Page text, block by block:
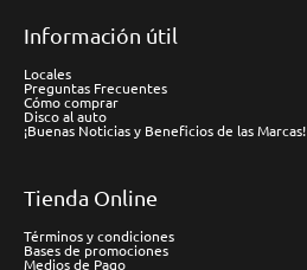
Información útil
Locales
Preguntas Frecuentes
Cómo comprar
Disco al auto
¡Buenas Noticias y Beneficios de las Marcas!
Tienda Online
Términos y condiciones
Bases de promociones
Medios de Pago